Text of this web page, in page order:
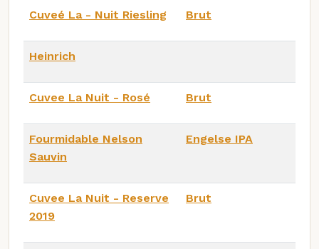
Cuveé La - Nuit Riesling Brut
Heinrich
Cuvee La Nuit - Rosé Brut
Fourmidable Nelson
Sauvin
Engelse IPA
Cuvee La Nuit - Reserve
2019
Brut